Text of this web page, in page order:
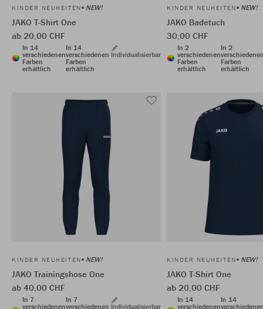
KINDER NEUHEITEN NEW!
JAKO T-Shirt One
ab 20,00 CHF
In 14
verschiedenen
Farben
erhältlich
In 14
verschiedenen
Farben
erhältlich
Individualisierbar
KINDER NEUHEITEN NEW!
JAKO Badetuch
30,00 CHF
In 2
verschiedenen
Farben
erhältlich
In 2
Farben
erhältlich
KINDER NEUHEITEN NEW!
JAKO Trainingshose One
ab 40,00 CHF
In 7
verschiedenen
In 7
verschiedenen Individualisierbar
KINDER NEUHEITEN NEW!
JAKO T-Shirt One
ab 20,00 CHF
In 14
verschiedenen
In 14